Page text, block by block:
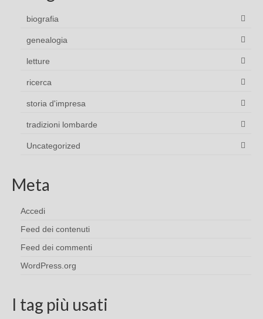
biografia
genealogia
letture
ricerca
storia d'impresa
tradizioni lombarde
Uncategorized
Meta
Accedi
Feed dei contenuti
Feed dei commenti
WordPress.org
I tag più usati